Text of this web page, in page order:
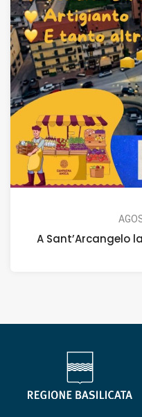
A Sant’Arcangelo